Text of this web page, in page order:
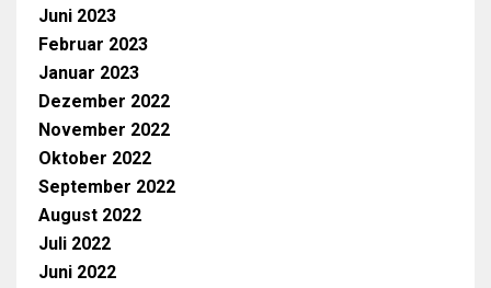
Juni 2023
Februar 2023
Januar 2023
Dezember 2022
November 2022
Oktober 2022
September 2022
August 2022
Juli 2022
Juni 2022